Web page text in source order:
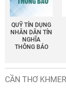
QUỸ TÍN DỤNG
NHÂN DÂN TÍN
NGHĨA
THÔNG BÁO
CẦN THƠ